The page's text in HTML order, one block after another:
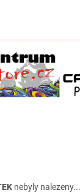
nebyly nalezeny...